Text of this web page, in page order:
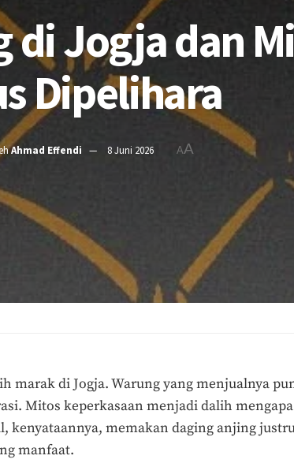
di Jogja dan
Dipelihara
Ahmad Effendi 8 Juni 2026 AA
marak di Jogja. Warung yang menjualnya
Mitos keperkasaan menjadi dalih
kenyataannya, memakan daging anjing
manfaat.